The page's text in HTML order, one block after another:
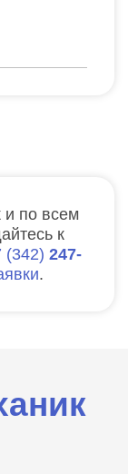
и по всем
к
342 247-
.